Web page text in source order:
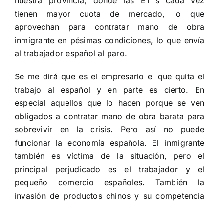
tienen mayor cuota de mercado, lo que
aprovechan para contratar mano de obra
inmigrante en pésimas condiciones, lo que envía
al trabajador español al paro.
Se me dirá que es el empresario el que quita el
trabajo al español y en parte es cierto. En
especial aquellos que lo hacen porque se ven
obligados a contratar mano de obra barata para
sobrevivir en la crisis. Pero así no puede
funcionar la economía española. El inmigrante
también es víctima de la situación, pero el
principal perjudicado es el trabajador y el
pequeño comercio españoles. También la
invasión de productos chinos y su competencia